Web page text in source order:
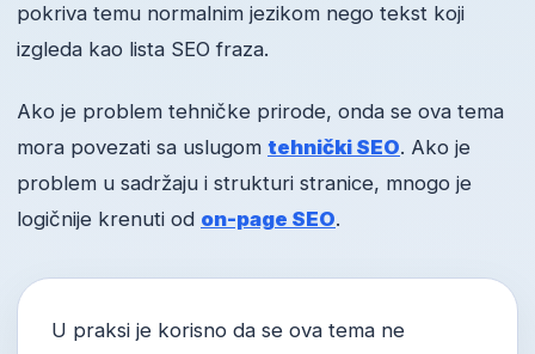
pokriva temu normalnim jezikom nego tekst koji
izgleda kao lista SEO fraza.
Ako je problem tehničke prirode, onda se ova tema
mora povezati sa uslugom tehnički SEO. Ako je
problem u sadržaju i strukturi stranice, mnogo je
logičnije krenuti od on-page SEO.
U praksi je korisno da se ova tema ne